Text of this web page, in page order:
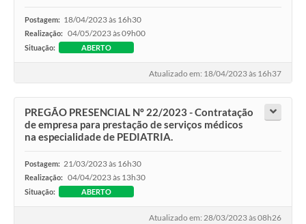
Postagem: 18/04/2023 às 16h30
Realização: 04/05/2023 às 09h00
Situação: ABERTO
Atualizado em: 18/04/2023 às 16h37
PREGÃO PRESENCIAL Nº 22/2023 - Contratação
de empresa para prestação de serviços médicos
na especialidade de PEDIATRIA.
Postagem: 21/03/2023 às 16h30
Realização: 04/04/2023 às 13h30
Situação: ABERTO
Atualizado em: 28/03/2023 às 08h26